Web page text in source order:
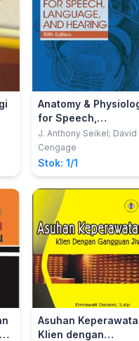
Anatomy &
for Speech,
Language, and
Hearing, 5th (with
Anatesse Software
Printed Access
J. Anthony Seikel; David
Drumright; Douglas W.
Cengage
Stok: 1/1
Asuhan
Klien dengan